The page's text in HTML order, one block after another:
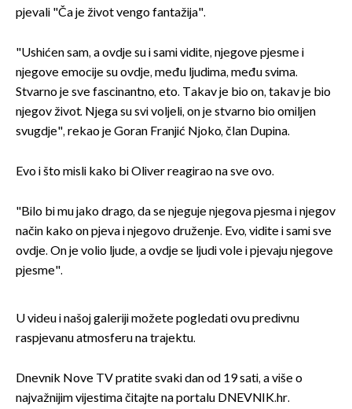
pjevali "Ča je život vengo fantažija".
"Ushićen sam, a ovdje su i sami vidite, njegove pjesme i
njegove emocije su ovdje, među ljudima, među svima.
Stvarno je sve fascinantno, eto. Takav je bio on, takav je bio
njegov život. Njega su svi voljeli, on je stvarno bio omiljen
svugdje", rekao je Goran Franjić Njoko, član Dupina.
Evo i što misli kako bi Oliver reagirao na sve ovo.
"Bilo bi mu jako drago, da se njeguje njegova pjesma i njegov
način kako on pjeva i njegovo druženje. Evo, vidite i sami sve
ovdje. On je volio ljude, a ovdje se ljudi vole i pjevaju njegove
pjesme".
U videu i našoj galeriji možete pogledati ovu predivnu
raspjevanu atmosferu na trajektu.
Dnevnik Nove TV pratite svaki dan od 19 sati, a više o
najvažnijim vijestima čitajte na portalu DNEVNIK.hr.